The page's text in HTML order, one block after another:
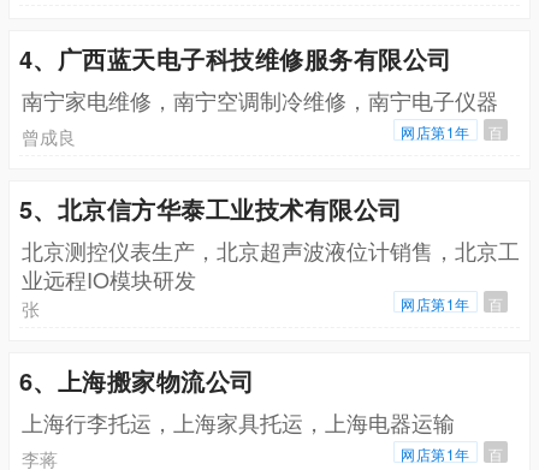
4、广西蓝天电子科技维修服务有限公司
南宁家电维修，南宁空调制冷维修，南宁电子仪器
曾成良 网店第1年 百
5、北京信方华泰工业技术有限公司
北京测控仪表生产，北京超声波液位计销售，北京工
业远程IO模块研发
张 网店第1年 百
6、上海搬家物流公司
上海行李托运，上海家具托运，上海电器运输
李蒋 网店第1年 百